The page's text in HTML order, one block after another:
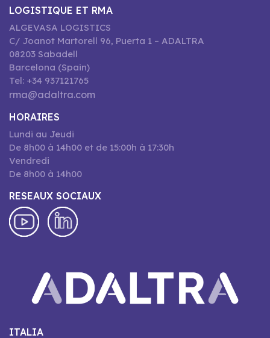
LOGISTIQUE ET RMA
ALGEVASA LOGISTICS
C/ Joanot Martorell 96, Puerta 1 – ADALTRA
08203 Sabadell
Barcelona (Spain)
Tel: +34 937121765
rma@adaltra.com
HORAIRES
Lundi au Jeudi
De 8h00 à 14h00 et de 15:00h à 17:30h
Vendredi
De 8h00 à 14h00
RESEAUX SOCIAUX
ITALIA